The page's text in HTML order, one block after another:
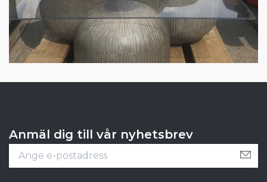
Anmäl dig till vår nyhetsbrev